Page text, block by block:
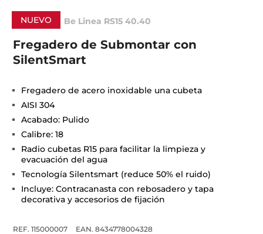
NUEVO Be Linea RS15 40.40
Fregadero de Submontar con
SilentSmart
Fregadero de acero inoxidable una cubeta
AISI 304
Acabado: Pulido
Calibre: 18
Radio cubetas R15 para facilitar la limpieza y
evacuación del agua
Tecnología Silentsmart (reduce 50% el ruido)
Incluye: Contracanasta con rebosadero y tapa
decorativa y accesorios de fijación
REF. 115000007
EAN. 8434778004328